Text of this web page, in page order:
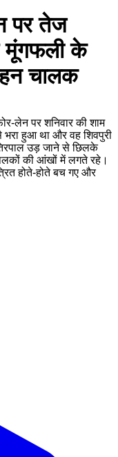
पर तेज
मूंगफली के
चालक
लेन पर शनिवार की शाम
हुआ था और वह शिवपुरी
उड़ जाने से छिलके
की आंखों में लगते रहे।
होते-होते बच गए और